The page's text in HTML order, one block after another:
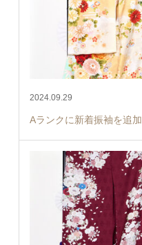
2024.09.29
Aランクに新着振袖を追加